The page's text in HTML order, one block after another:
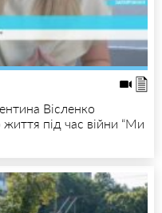
Вісленко
під час війни “Ми